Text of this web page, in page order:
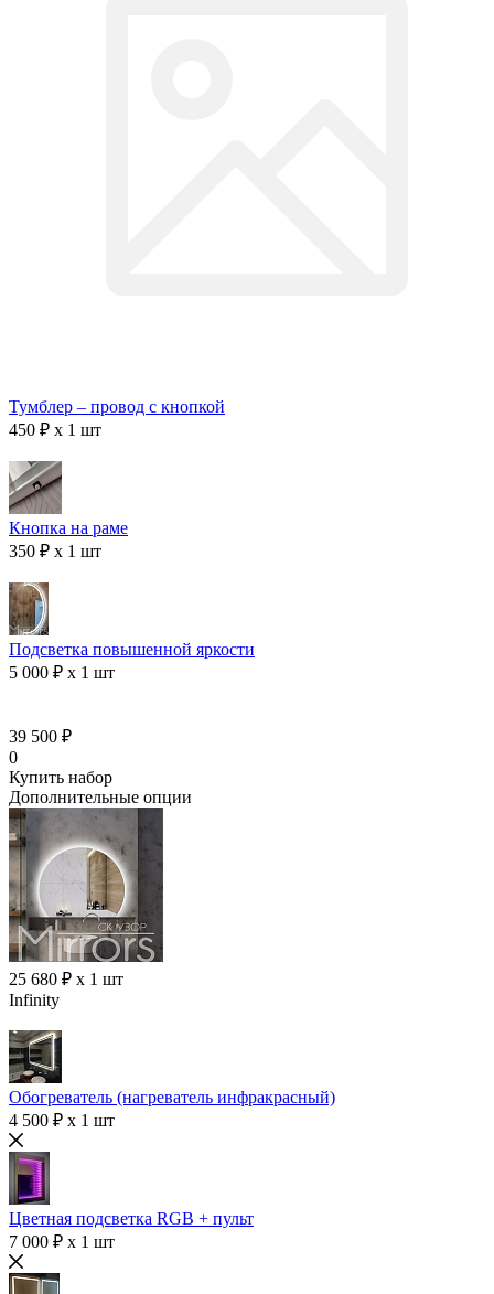
Тумблер – провод с кнопкой
450 ₽ x 1 шт
Кнопка на раме
350 ₽ x 1 шт
Подсветка повышенной яркости
5 000 ₽ x 1 шт
39 500 ₽
0
Купить набор
Дополнительные опции
25 680 ₽ x 1 шт
Infinity
Обогреватель (нагреватель инфракрасный)
4 500 ₽ x 1 шт
Цветная подсветка RGB + пульт
7 000 ₽ x 1 шт